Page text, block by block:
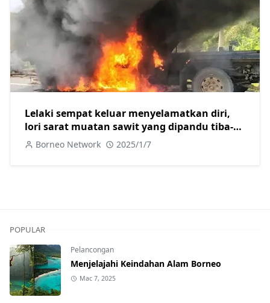
Lelaki sempat keluar menyelamatkan diri,
lori sarat muatan sawit yang dipandu tiba-
tiba terbakar
Borneo Network 2025/1/7
POPULAR
Pelancongan
Menjelajahi Keindahan Alam Borneo
Mac 7, 2025